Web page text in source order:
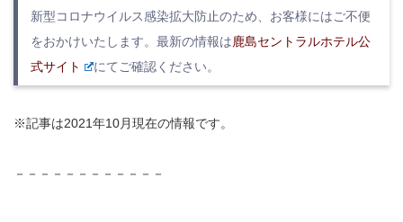
新型コロナウイルス感染拡大防止のため、お客様にはご不便
をおかけいたします。最新の情報は鹿島セントラルホテル公
式サイト
にてご確認ください。
※記事は2021年10月現在の情報です。
－－－－－－－－－－－－